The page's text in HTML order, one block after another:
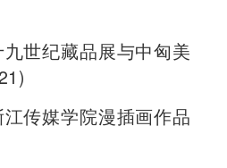
世纪藏品展与中匈美
传媒学院漫插画作品